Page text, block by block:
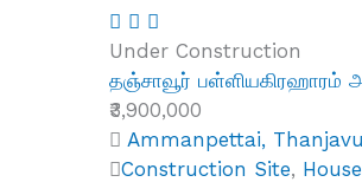
Under Construction
தஞ்சாவூர் பள்ளியகிரஹாரம்
₹3,900,000
Ammanpettai,
Construction Site,